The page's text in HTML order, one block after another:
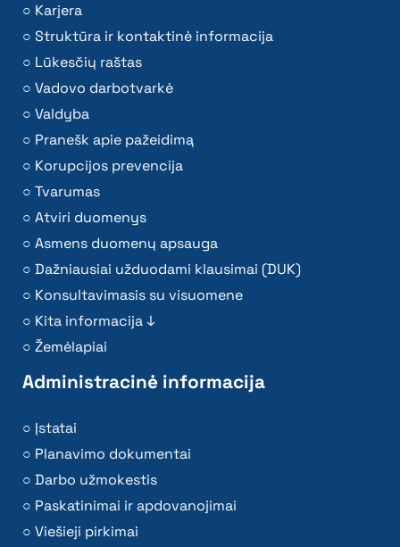
Karjera
Struktūra ir kontaktinė informacija
Lūkesčių raštas
Vadovo darbotvarkė
Valdyba
Pranešk apie pažeidimą
Korupcijos prevencija
Tvarumas
Atviri duomenys
Asmens duomenų apsauga
Dažniausiai užduodami klausimai (DUK)
Konsultavimasis su visuomene
Kita informacija ↓
Žemėlapiai
Administracinė informacija
Įstatai
Planavimo dokumentai
Darbo užmokestis
Paskatinimai ir apdovanojimai
Viešieji pirkimai